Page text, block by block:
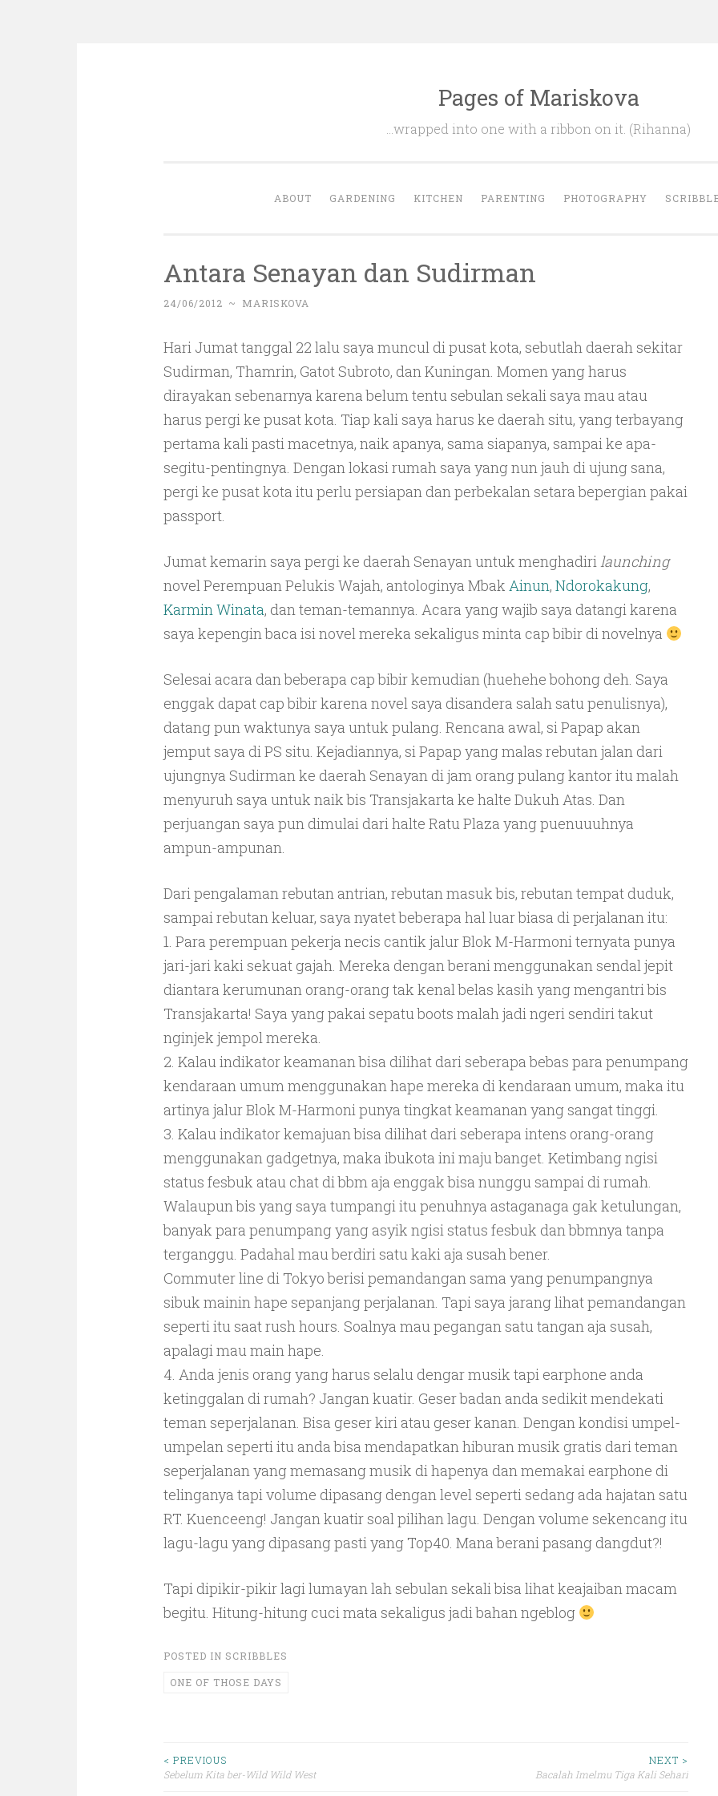
Pages of Mariskova
…wrapped into one with a ribbon on it. (Rihanna)
ABOUT GARDENING KITCHEN PARENTING PHOTOGRAPHY
Antara Senayan dan Sudirman
24/06/2012 ~ MARISKOVA
Hari Jumat tanggal 22 lalu saya muncul di pusat kota, sebutlah daerah sekitar
Sudirman, Thamrin, Gatot Subroto, dan Kuningan. Momen yang harus
dirayakan sebenarnya karena belum tentu sebulan sekali saya mau atau
harus pergi ke pusat kota. Tiap kali saya harus ke daerah situ, yang terbayang
pertama kali pasti macetnya, naik apanya, sama siapanya, sampai ke apa-
segitu-pentingnya. Dengan lokasi rumah saya yang nun jauh di ujung sana,
pergi ke pusat kota itu perlu persiapan dan perbekalan setara bepergian pakai
passport.
Jumat kemarin saya pergi ke daerah Senayan untuk menghadirilaunching
novel Perempuan Pelukis Wajah, antologinya Mbak Ainun, Ndorokakung,
Karmin Winata, dan teman-temannya. Acara yang wajib saya datangi karena
saya kepengin baca isi novel mereka sekaligus minta cap bibir di novelnya
Selesai acara dan beberapa cap bibir kemudian (huehehe bohong deh. Saya
enggak dapat cap bibir karena novel saya disandera salah satu penulisnya),
datang pun waktunya saya untuk pulang. Rencana awal, si Papap akan
jemput saya di PS situ. Kejadiannya, si Papap yang malas rebutan jalan dari
ujungnya Sudirman ke daerah Senayan di jam orang pulang kantor itu malah
menyuruh saya untuk naik bis Transjakarta ke halte Dukuh Atas. Dan
perjuangan saya pun dimulai dari halte Ratu Plaza yang puenuuuhnya
ampun-ampunan.
Dari pengalaman rebutan antrian, rebutan masuk bis, rebutan tempat duduk,
sampai rebutan keluar, saya nyatet beberapa hal luar biasa di perjalanan itu:
1. Para perempuan pekerja necis cantik jalur Blok M-Harmoni ternyata punya
jari-jari kaki sekuat gajah. Mereka dengan berani menggunakan sendal jepit
diantara kerumunan orang-orang tak kenal belas kasih yang mengantri bis
Transjakarta! Saya yang pakai sepatu boots malah jadi ngeri sendiri takut
nginjek jempol mereka.
2. Kalau indikator keamanan bisa dilihat dari seberapa bebas para penumpang
kendaraan umum menggunakan hape mereka di kendaraan umum, maka itu
artinya jalur Blok M-Harmoni punya tingkat keamanan yang sangat tinggi.
3. Kalau indikator kemajuan bisa dilihat dari seberapa intens orang-orang
menggunakan gadgetnya, maka ibukota ini maju banget. Ketimbang ngisi
status fesbuk atau chat di bbm aja enggak bisa nunggu sampai di rumah.
Walaupun bis yang saya tumpangi itu penuhnya astaganaga gak ketulungan,
banyak para penumpang yang asyik ngisi status fesbuk dan bbmnya tanpa
terganggu. Padahal mau berdiri satu kaki aja susah bener.
Commuter line di Tokyo berisi pemandangan sama yang penumpangnya
sibuk mainin hape sepanjang perjalanan. Tapi saya jarang lihat pemandangan
seperti itu saat rush hours. Soalnya mau pegangan satu tangan aja susah,
apalagi mau main hape.
4. Anda jenis orang yang harus selalu dengar musik tapi earphone anda
ketinggalan di rumah? Jangan kuatir. Geser badan anda sedikit mendekati
teman seperjalanan. Bisa geser kiri atau geser kanan. Dengan kondisi umpel-
umpelan seperti itu anda bisa mendapatkan hiburan musik gratis dari teman
seperjalanan yang memasang musik di hapenya dan memakai earphone di
telinganya tapi volume dipasang dengan level seperti sedang ada hajatan satu
RT. Kuenceeng! Jangan kuatir soal pilihan lagu. Dengan volume sekencang itu
lagu-lagu yang dipasang pasti yang Top40. Mana berani pasang dangdut?!
Tapi dipikir-pikir lagi lumayan lah sebulan sekali bisa lihat keajaiban macam
begitu. Hitung-hitung cuci mata sekaligus jadi bahan ngeblog
POSTED IN SCRIBBLES
ONE OF THOSE DAYS
Post
< PREVIOUS
Sebelum Kita ber-Wild Wild West
NEXT >
Bacalah Imelmu Tiga Kali Sehari